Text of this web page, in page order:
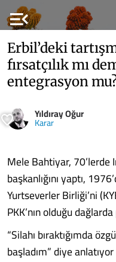
menu_open
Erbil’deki
fırsatçılık mı
entegrasyon
Yıldıray Oğur
Karar
Mele Bahtiyar, 70’lerde
başkanlığını yaptı,
Yurtseverler Birliği’ni
PKK’nın olduğu
“Silahı bıraktığımda
başladım” diye